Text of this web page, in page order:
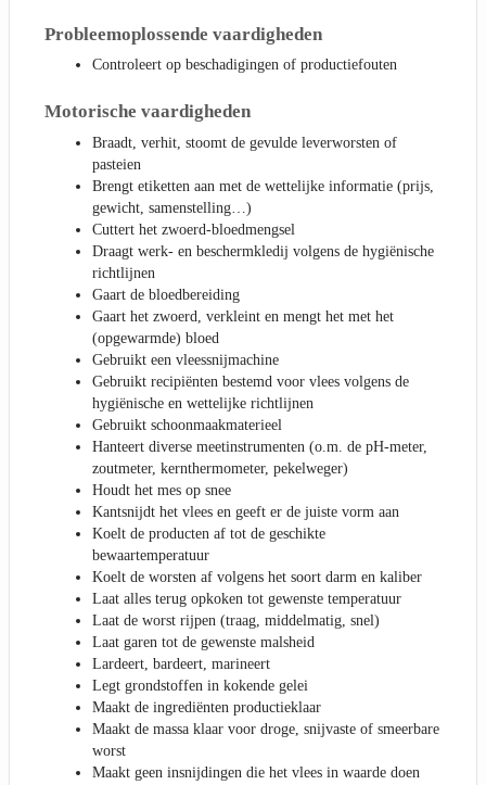
Probleemoplossende vaardigheden
Controleert op beschadigingen of productiefouten
Motorische vaardigheden
Braadt, verhit, stoomt de gevulde leverworsten of
pasteien
Brengt etiketten aan met de wettelijke informatie (prijs,
gewicht, samenstelling…)
Cuttert het zwoerd-bloedmengsel
Draagt werk- en beschermkledij volgens de hygiënische
richtlijnen
Gaart de bloedbereiding
Gaart het zwoerd, verkleint en mengt het met het
(opgewarmde) bloed
Gebruikt een vleessnijmachine
Gebruikt recipiënten bestemd voor vlees volgens de
hygiënische en wettelijke richtlijnen
Gebruikt schoonmaakmaterieel
Hanteert diverse meetinstrumenten (o.m. de pH-meter,
zoutmeter, kernthermometer, pekelweger)
Houdt het mes op snee
Kantsnijdt het vlees en geeft er de juiste vorm aan
Koelt de producten af tot de geschikte
bewaartemperatuur
Koelt de worsten af volgens het soort darm en kaliber
Laat alles terug opkoken tot gewenste temperatuur
Laat de worst rijpen (traag, middelmatig, snel)
Laat garen tot de gewenste malsheid
Lardeert, bardeert, marineert
Legt grondstoffen in kokende gelei
Maakt de ingrediënten productieklaar
Maakt de massa klaar voor droge, snijvaste of smeerbare
worst
Maakt geen insnijdingen die het vlees in waarde doen